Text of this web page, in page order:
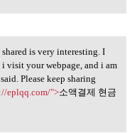
shared
is very interesting. I
visit your webpage, and i am
Please keep sharing
eplqq.com/">소액결제 현금